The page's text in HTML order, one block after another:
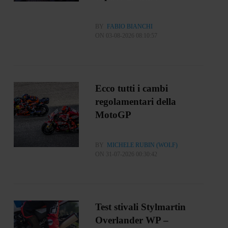
BY
FABIO BIANCHI
ON 03-08-2026 08:10:57
Ecco tutti i cambi
regolamentari della
MotoGP
BY
MICHELE RUBIN (WOLF)
ON 31-07-2026 00:30:42
Test stivali Stylmartin
Overlander WP –